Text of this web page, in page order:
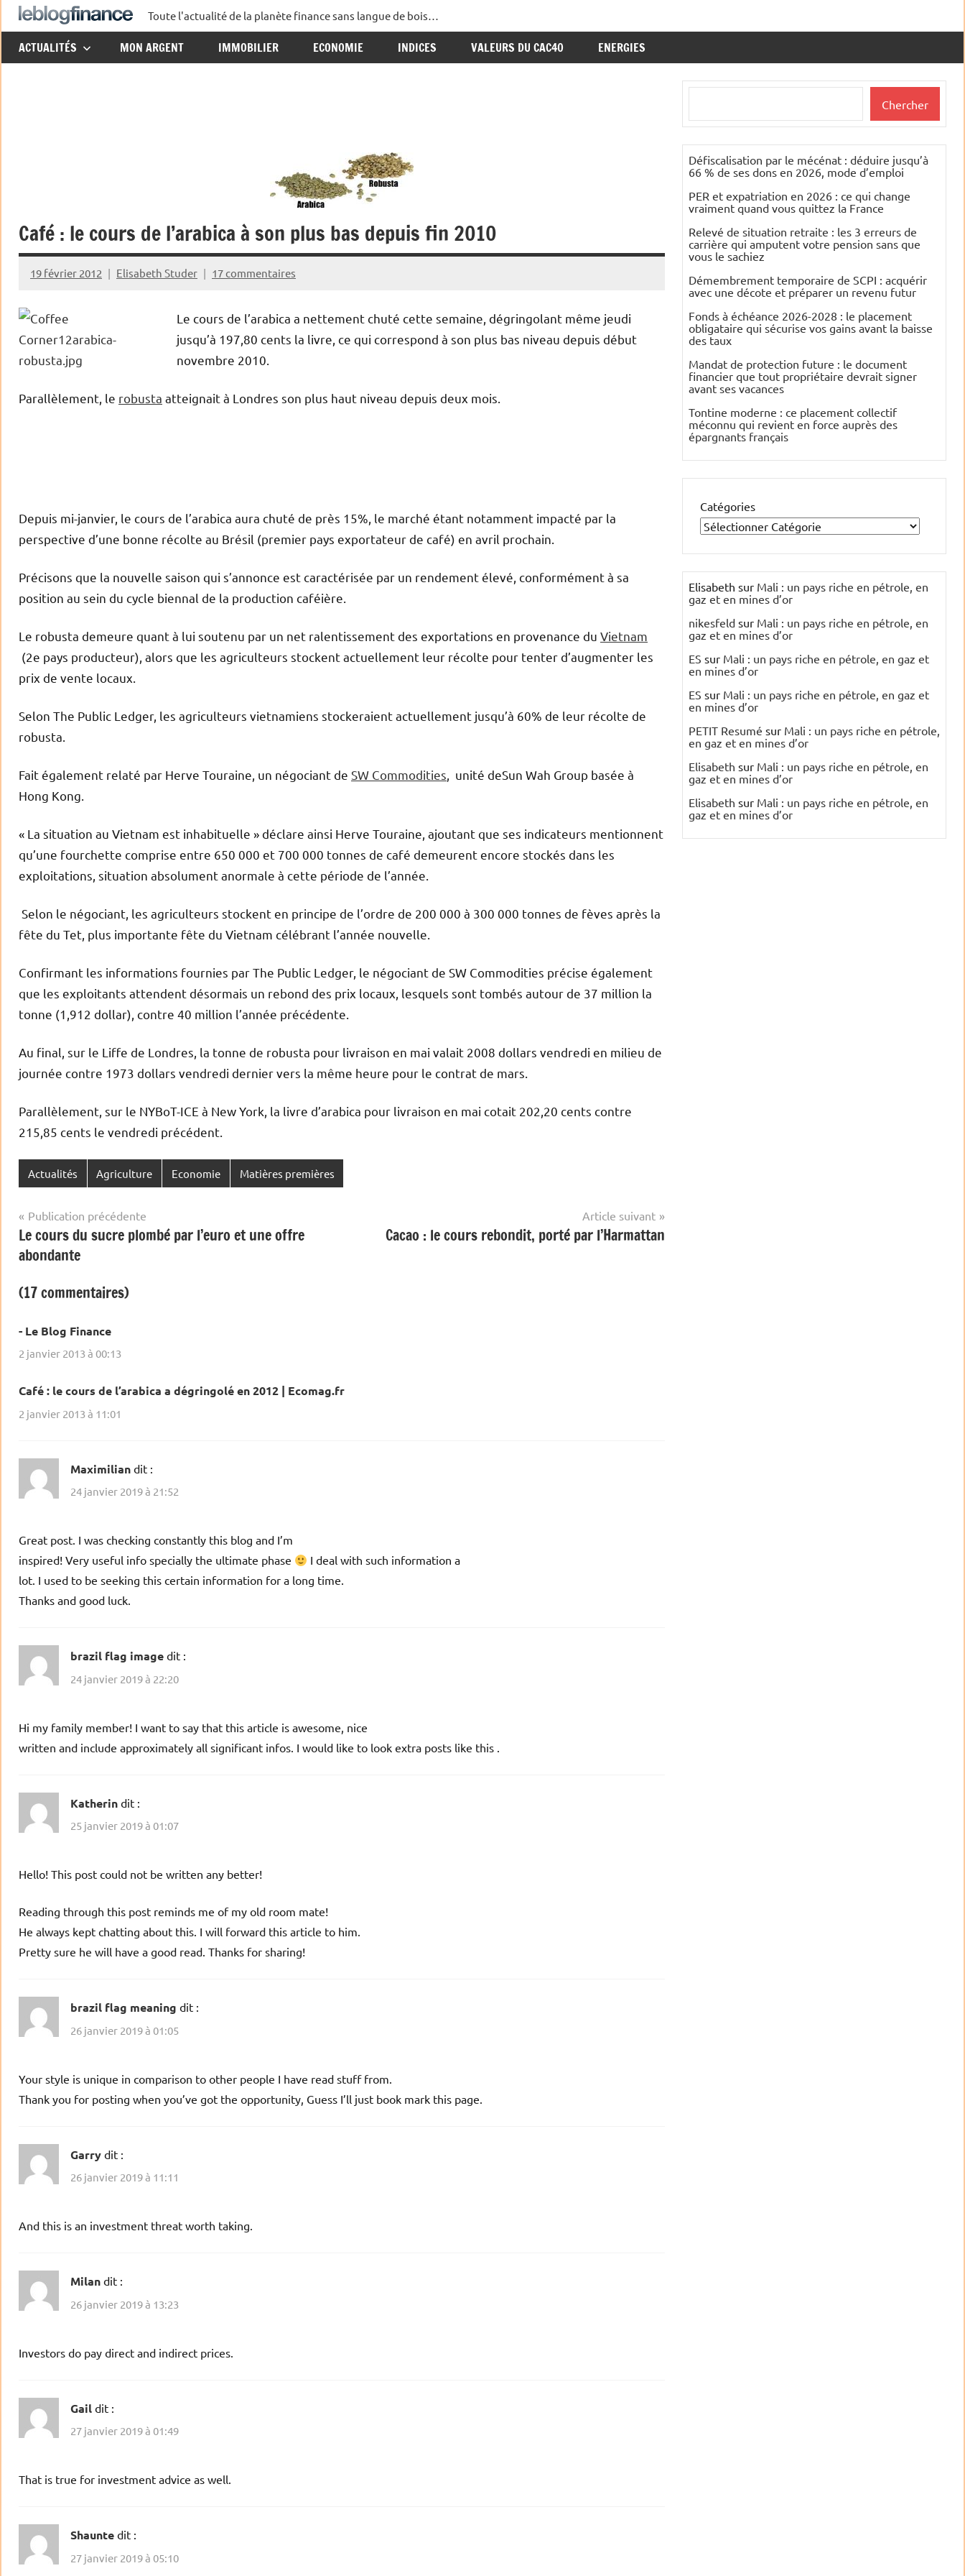
Aller
au
contenu
Le
Blog
Toute l'actualité de la planète finance sans langue de bois…
ACTUALITÉS MON ARGENT IMMOBILIER ECONOMIE INDICES VALEURS DU CAC40 ENERGIES
Café : le cours de l’arabica à son plus bas depuis fin 2010
19 février 2012 Elisabeth Studer 17 commentaires
Le cours de l’arabica a nettement chuté cette semaine, dégringolant même jeudi
jusqu’à 197,80 cents la livre, ce qui correspond à son plus bas niveau depuis début
novembre 2010.
Parallèlement, le robusta atteignait à Londres son plus haut niveau depuis deux mois.
Depuis mi-janvier, le cours de l’arabica aura chuté de près 15%, le marché étant notamment impacté par la
perspective d’une bonne récolte au Brésil (premier pays exportateur de café) en avril prochain.
Précisons que la nouvelle saison qui s’annonce est caractérisée par un rendement élevé, conformément à sa
position au sein du cycle biennal de la production caféière.
Le robusta demeure quant à lui soutenu par un net ralentissement des exportations en provenance du Vietnam
(2e pays producteur), alors que les agriculteurs stockent actuellement leur récolte pour tenter d’augmenter les
prix de vente locaux.
Selon The Public Ledger, les agriculteurs vietnamiens stockeraient actuellement jusqu’à 60% de leur récolte de
robusta.
Fait également relaté par Herve Touraine, un négociant de SW Commodities , unité deSun Wah Group basée à
Hong Kong.
« La situation au Vietnam est inhabituelle » déclare ainsi Herve Touraine, ajoutant que ses indicateurs mentionnent
qu’une fourchette comprise entre 650 000 et 700 000 tonnes de café demeurent encore stockés dans les
exploitations, situation absolument anormale à cette période de l’année.
Selon le négociant, les agriculteurs stockent en principe de l’ordre de 200 000 à 300 000 tonnes de fèves après la
fête du Tet, plus importante fête du Vietnam célébrant l’année nouvelle.
Confirmant les informations fournies par The Public Ledger, le négociant de SW Commodities précise également
que les exploitants attendent désormais un rebond des prix locaux, lesquels sont tombés autour de 37 million la
tonne (1,912 dollar), contre 40 million l’année précédente.
Au final, sur le Liffe de Londres, la tonne de robusta pour livraison en mai valait 2008 dollars vendredi en milieu de
journée contre 1973 dollars vendredi dernier vers la même heure pour le contrat de mars.
Parallèlement, sur le NYBoT-ICE à New York, la livre d’arabica pour livraison en mai cotait 202,20 cents contre
215,85 cents le vendredi précédent.
Actualités Agriculture Economie Matières premières
Navigation
de
l’article
Publication précédente
Le cours du sucre plombé par l’euro et une offre
abondante
Article suivant
Cacao : le cours rebondit, porté par l’Harmattan
(17 commentaires)
- Le Blog Finance
2 janvier 2013 à 00:13
Café : le cours de l’arabica a dégringolé en 2012 | Ecomag.fr
2 janvier 2013 à 11:01
Maximilian dit :
24 janvier 2019 à 21:52
Great post. I was checking constantly this blog and I’m
inspired! Very useful info specially the ultimate phase
I deal with such information a
lot. I used to be seeking this certain information for a long time.
Thanks and good luck.
brazil flag image dit :
24 janvier 2019 à 22:20
Hi my family member! I want to say that this article is awesome, nice
written and include approximately all significant infos. I would like to look extra posts like this .
Katherin dit :
25 janvier 2019 à 01:07
Hello! This post could not be written any better!
Reading through this post reminds me of my old room mate!
He always kept chatting about this. I will forward this article to him.
Pretty sure he will have a good read. Thanks for sharing!
brazil flag meaning dit :
26 janvier 2019 à 01:05
Your style is unique in comparison to other people I have read stuff from.
Thank you for posting when you’ve got the opportunity, Guess I’ll just book mark this page.
Garry dit :
26 janvier 2019 à 11:11
And this is an investment threat worth taking.
Milan dit :
26 janvier 2019 à 13:23
Investors do pay direct and indirect prices.
Gail dit :
27 janvier 2019 à 01:49
That is true for investment advice as well.
Shaunte dit :
27 janvier 2019 à 05:10
Chercher
Défiscalisation par le mécénat : déduire jusqu’à
66 % de ses dons en 2026, mode d’emploi
PER et expatriation en 2026 : ce qui change
vraiment quand vous quittez la France
Relevé de situation retraite : les 3 erreurs de
carrière qui amputent votre pension sans que
vous le sachiez
Démembrement temporaire de SCPI : acquérir
avec une décote et préparer un revenu futur
Fonds à échéance 2026-2028 : le placement
obligataire qui sécurise vos gains avant la baisse
des taux
Mandat de protection future : le document
financier que tout propriétaire devrait signer
avant ses vacances
Tontine moderne : ce placement collectif
méconnu qui revient en force auprès des
épargnants français
Catégories
Elisabeth sur Mali : un pays riche en pétrole, en
gaz et en mines d’or
nikesfeld sur Mali : un pays riche en pétrole, en
gaz et en mines d’or
ES sur Mali : un pays riche en pétrole, en gaz et
en mines d’or
ES sur Mali : un pays riche en pétrole, en gaz et
en mines d’or
PETIT Resumé sur Mali : un pays riche en pétrole,
en gaz et en mines d’or
Elisabeth sur Mali : un pays riche en pétrole, en
gaz et en mines d’or
Elisabeth sur Mali : un pays riche en pétrole, en
gaz et en mines d’or